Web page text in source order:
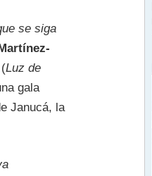
se siga
Luz de
gala
Janucá, la